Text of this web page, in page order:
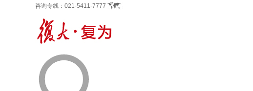
咨询专线： 021-5411-7777